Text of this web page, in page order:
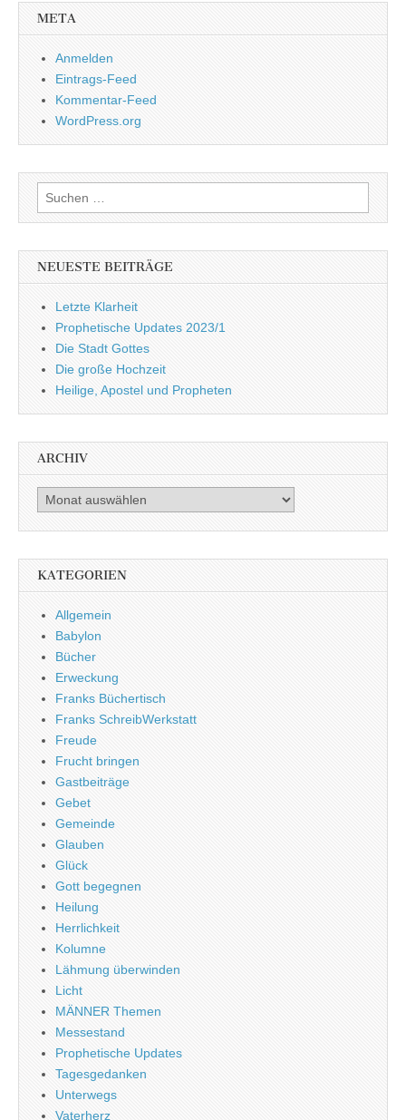
META
Anmelden
Eintrags-Feed
Kommentar-Feed
WordPress.org
Suchen
nach:
NEUESTE BEITRÄGE
Letzte Klarheit
Prophetische Updates 2023/1
Die Stadt Gottes
Die große Hochzeit
Heilige, Apostel und Propheten
ARCHIV
Archiv
KATEGORIEN
Allgemein
Babylon
Bücher
Erweckung
Franks Büchertisch
Franks SchreibWerkstatt
Freude
Frucht bringen
Gastbeiträge
Gebet
Gemeinde
Glauben
Glück
Gott begegnen
Heilung
Herrlichkeit
Kolumne
Lähmung überwinden
Licht
MÄNNER Themen
Messestand
Prophetische Updates
Tagesgedanken
Unterwegs
Vaterherz